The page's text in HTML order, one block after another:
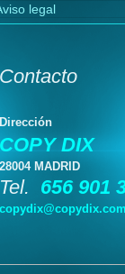
legal
DIX
MADRID
656 901